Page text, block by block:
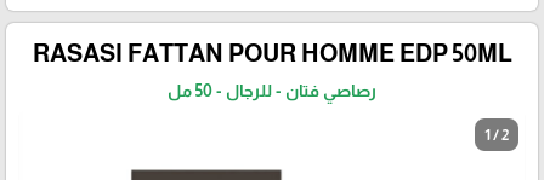
RASASI FATTAN POUR HOMME EDP 50ML
رصاصي فتان - للرجال - 50 مل
1 / 2